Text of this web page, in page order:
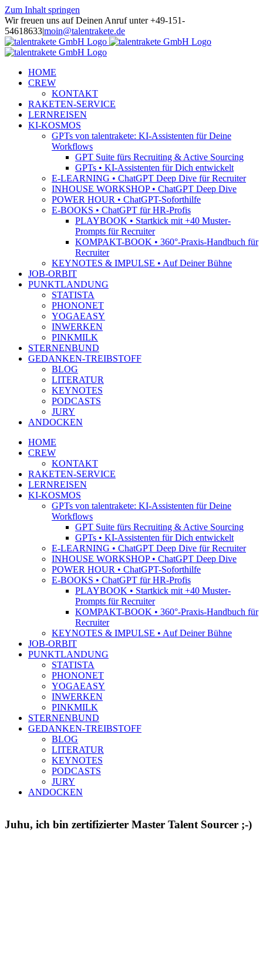
Zum Inhalt springen
Wir freuen uns auf Deinen Anruf unter +49-151-
54618633|moin@talentrakete.de
HOME
CREW
KONTAKT
RAKETEN-SERVICE
LERNREISEN
KI-KOSMOS
GPTs von talentrakete: KI-Assistenten für Deine
Workflows
GPT Suite fürs Recruiting & Active Sourcing
GPTs • KI-Assistenten für Dich entwickelt
E-LEARNING • ChatGPT Deep Dive für Recruiter
INHOUSE WORKSHOP • ChatGPT Deep Dive
POWER HOUR • ChatGPT-Soforthilfe
E-BOOKS • ChatGPT für HR-Profis
PLAYBOOK • Startkick mit +40 Muster-
Prompts für Recruiter
KOMPAKT-BOOK • 360°-Praxis-Handbuch für
Recruiter
KEYNOTES & IMPULSE • Auf Deiner Bühne
JOB-ORBIT
PUNKTLANDUNG
STATISTA
PHONONET
YOGAEASY
INWERKEN
PINKMILK
STERNENBUND
GEDANKEN-TREIBSTOFF
BLOG
LITERATUR
KEYNOTES
PODCASTS
JURY
ANDOCKEN
HOME
CREW
KONTAKT
RAKETEN-SERVICE
LERNREISEN
KI-KOSMOS
GPTs von talentrakete: KI-Assistenten für Deine
Workflows
GPT Suite fürs Recruiting & Active Sourcing
GPTs • KI-Assistenten für Dich entwickelt
E-LEARNING • ChatGPT Deep Dive für Recruiter
INHOUSE WORKSHOP • ChatGPT Deep Dive
POWER HOUR • ChatGPT-Soforthilfe
E-BOOKS • ChatGPT für HR-Profis
PLAYBOOK • Startkick mit +40 Muster-
Prompts für Recruiter
KOMPAKT-BOOK • 360°-Praxis-Handbuch für
Recruiter
KEYNOTES & IMPULSE • Auf Deiner Bühne
JOB-ORBIT
PUNKTLANDUNG
STATISTA
PHONONET
YOGAEASY
INWERKEN
PINKMILK
STERNENBUND
GEDANKEN-TREIBSTOFF
BLOG
LITERATUR
KEYNOTES
PODCASTS
JURY
ANDOCKEN
Juhu, ich bin zertifizierter Master Talent Sourcer ;-)